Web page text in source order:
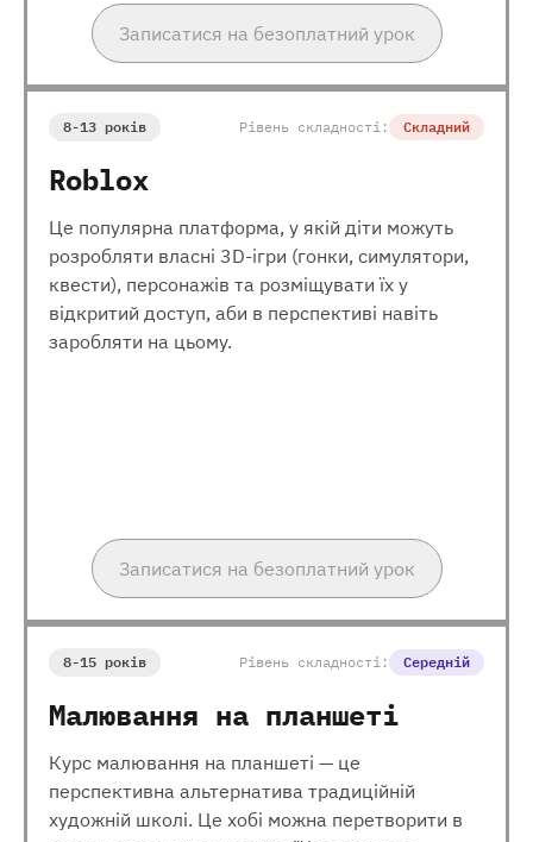
Записатися на безоплатний урок
8-13 років Рівень складності: Складний
Roblox
Це популярна платформа, у якій діти можуть
розробляти власні 3D-ігри (гонки, симулятори,
квести), персонажів та розміщувати їх у
відкритий доступ, аби в перспективі навіть
заробляти на цьому.
Записатися на безоплатний урок
8-15 років Рівень складності: Середній
Малювання на планшеті
Курс малювання на планшеті — це
перспективна альтернатива традиційній
художній школі. Це хобі можна перетворити в